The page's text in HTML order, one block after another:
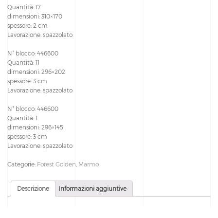
Quantità: 17
dimensioni: 310×170
spessore: 2 cm
Lavorazione: spazzolato
N° blocco: 446600
Quantità: 11
dimensioni: 296×202
spessore: 3 cm
Lavorazione: spazzolato
N° blocco: 446600
Quantità: 1
dimensioni: 296×145
spessore: 3 cm
Lavorazione: spazzolato
Categorie: Forest Golden Marmo
Descrizione Informazioni aggiuntive